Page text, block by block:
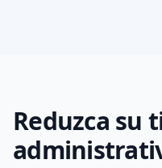
Reduzca su